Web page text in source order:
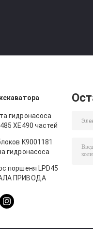
гидронасоса
XE490 частей
K9001181
гидронасоса
поршеня LPD45
ПРИВОДА
ПЛИТЫ SWASH
для PC78